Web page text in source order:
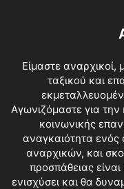
Είμαστε αναρχικοί,
ταξικού και
Αγωνιζόμαστε για
κοινωνικής
αναγκαιότητα
αναρχικών, και
προσπάθειας
ενισχύσει και θα